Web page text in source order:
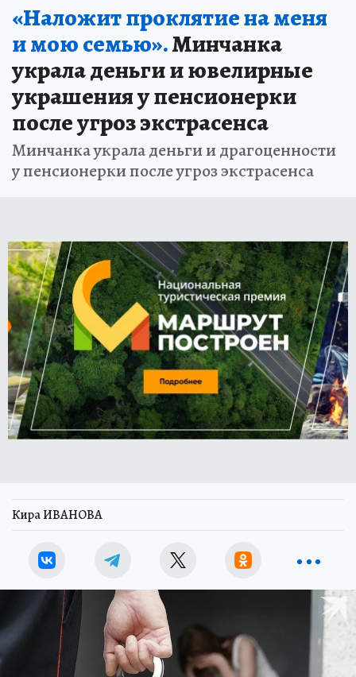
«Наложит проклятие на меня
и мою семью».Минчанка
украла деньги и ювелирные
украшения у пенсионерки
после угроз экстрасенса
Минчанка украла деньги и драгоценности
у пенсионерки после угроз экстрасенса
Кира ИВАНОВА